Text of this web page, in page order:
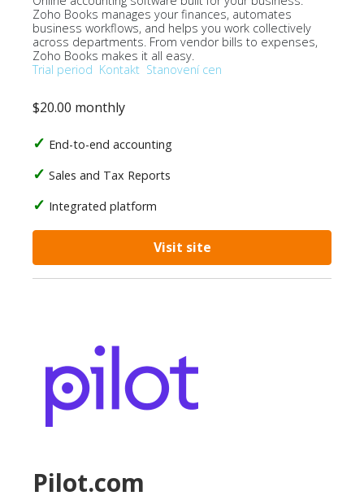
Zoho Books manages your finances, automates
business workflows, and helps you work collectively
across departments. From vendor bills to expenses,
Zoho Books makes it all easy.
Trial period Kontakt Stanovení cen
$20.00 monthly
End-to-end accounting
Sales and Tax Reports
Integrated platform
Visit site
Pilot.com